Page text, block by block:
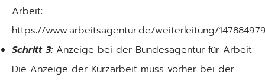
Arbeit:
https://www.arbeitsagentur.de/weiterleitung/
Schritt 3: Anzeige bei der Bundesagentur für Arbeit:
Die Anzeige der Kurzarbeit muss vorher bei der